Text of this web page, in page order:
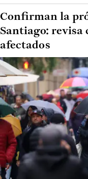
Confirman la
Santiago: revisa
afectados